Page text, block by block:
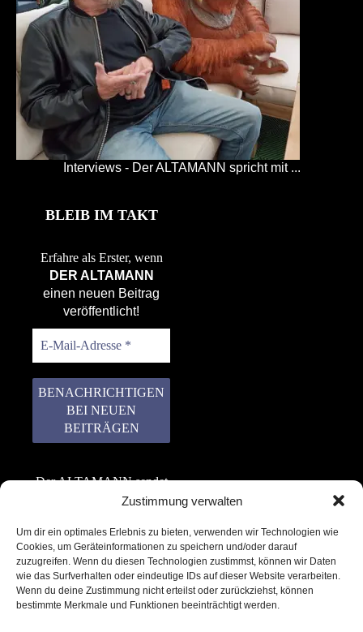
Zustimmung verwalten
Um dir ein optimales Erlebnis zu bieten, verwenden wir Technologien wie
Cookies, um Geräteinformationen zu speichern und/oder darauf
zuzugreifen. Wenn du diesen Technologien zustimmst, können wir Daten
wie das Surfverhalten oder eindeutige IDs auf dieser Website verarbeiten.
Wenn du deine Zustimmung nicht erteilst oder zurückziehst, können
bestimmte Merkmale und Funktionen beeinträchtigt werden.
Interviews - Der ALTAMANN spricht mit ...
BLEIB IM TAKT
Erfahre als Erster, wenn
DER ALTAMANN
einen neuen Beitrag
veröffentlicht!
Der ALTAMANN sendet
keinen Spam! Er gibt
weiter. Erfahre mehr in
unserer
Datenschutzerklärung.